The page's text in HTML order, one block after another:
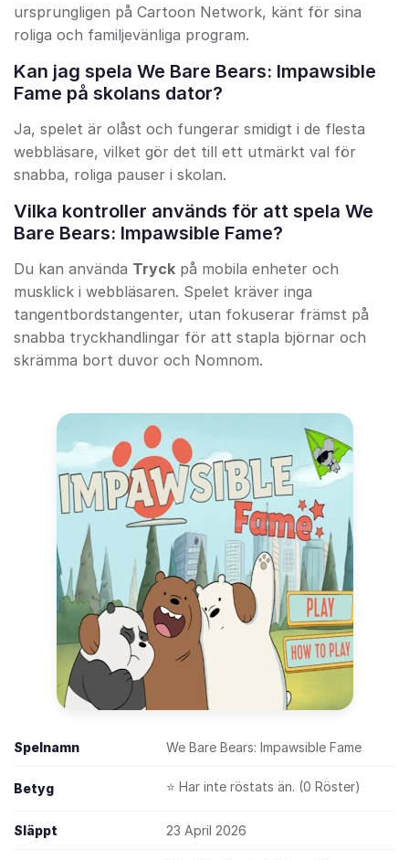
ursprungligen på Cartoon Network, känt för sina
roliga och familjevänliga program.
Kan jag spela We Bare Bears: Impawsible
Fame på skolans dator?
Ja, spelet är olåst och fungerar smidigt i de flesta
webbläsare, vilket gör det till ett utmärkt val för
snabba, roliga pauser i skolan.
Vilka kontroller används för att spela We
Bare Bears: Impawsible Fame?
Du kan använda Tryck på mobila enheter och
musklick i webbläsaren. Spelet kräver inga
tangentbordstangenter, utan fokuserar främst på
snabba tryckhandlingar för att stapla björnar och
skrämma bort duvor och Nomnom.
Spelnamn We Bare Bears: Impawsible Fame
Betyg ⭐ Har inte röstats än. (0 Röster)
Släppt 23 April 2026